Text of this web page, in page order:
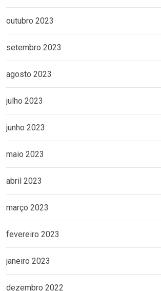
outubro 2023
setembro 2023
agosto 2023
julho 2023
junho 2023
maio 2023
abril 2023
março 2023
fevereiro 2023
janeiro 2023
dezembro 2022